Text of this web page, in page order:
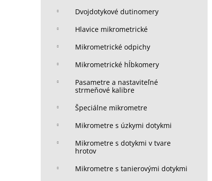
Dvojdotykové dutinomery
Hlavice mikrometrické
Mikrometrické odpichy
Mikrometrické hĺbkomery
Pasametre a nastaviteľné
strmeňové kalibre
Špeciálne mikrometre
Mikrometre s úzkymi dotykmi
Mikrometre s dotykmi v tvare
hrotov
Mikrometre s tanierovými dotykmi